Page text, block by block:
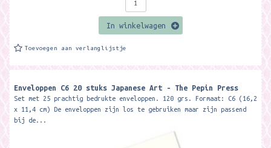
In winkelwagen
Toevoegen aan verlanglijstje
Enveloppen C6 20 stuks Japanese Art - The Pepin Press
Set met 25 prachtig bedrukte enveloppen. 120 grs. Formaat: C6 (16,2
x 11,4 cm) De enveloppen zijn los te gebruiken maar zijn passend
bij de...